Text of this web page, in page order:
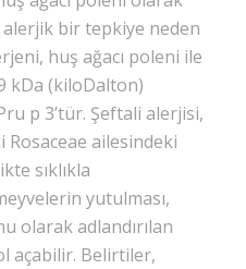
alerjik bir tepkiye neden
huş ağacı poleni ile
kDa (kiloDalton)
p 3’tür. Şeftali alerjisi,
ailesindeki
sıklıkla
yutulması,
olarak adlandırılan
açabilir. Belirtiler,